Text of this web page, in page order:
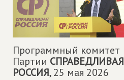
Программный комитет
Партии СПРАВЕДЛИВАЯ
РОССИЯ,25 мая 2026